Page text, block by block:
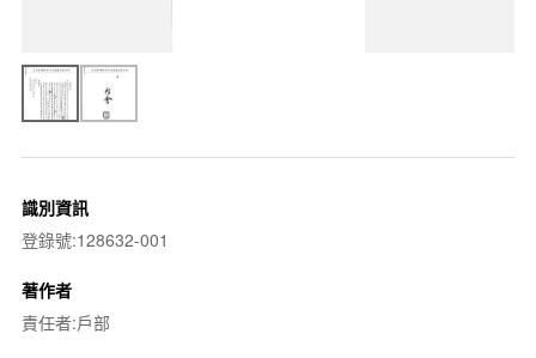
識別資訊
登錄號:128632-001
著作者
責任者:戶部